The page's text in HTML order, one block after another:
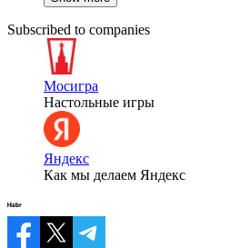
Subscribed to companies
Мосигра
Настольные игры
Яндекс
Как мы делаем Яндекс